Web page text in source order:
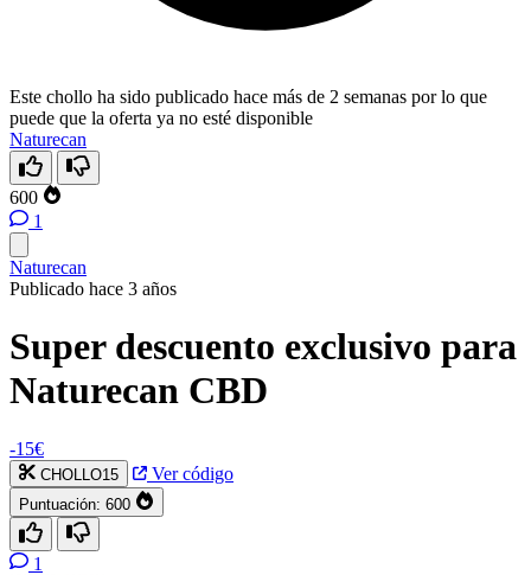
Este chollo ha sido publicado hace más de 2 semanas por lo que
puede que la oferta ya no esté disponible
Naturecan
600
1
Naturecan
Publicado hace 3 años
Super descuento exclusivo para
Naturecan CBD
-15€
CHOLLO15 Ver código
Puntuación: 600
1